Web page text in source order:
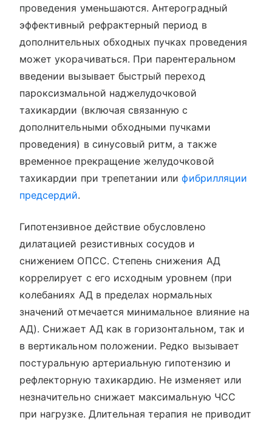
проведения уменьшаются. Антероградный
эффективный рефрактерный период в
дополнительных обходных пучках проведения
может укорачиваться. При парентеральном
введении вызывает быстрый переход
пароксизмальной наджелудочковой
тахикардии (включая связанную с
дополнительными обходными пучками
проведения) в синусовый ритм, а также
временное прекращение желудочковой
тахикардии при трепетании илифибрилляции
предсердий.
Гипотензивное действие обусловлено
дилатацией резистивных сосудов и
снижением ОПСС. Степень снижения АД
коррелирует с его исходным уровнем (при
колебаниях АД в пределах нормальных
значений отмечается минимальное влияние на
АД). Снижает АД как в горизонтальном, так и
в вертикальном положении. Редко вызывает
постуральную артериальную гипотензию и
рефлекторную тахикардию. Не изменяет или
незначительно снижает максимальную ЧСС
при нагрузке. Длительная терапия не приводит